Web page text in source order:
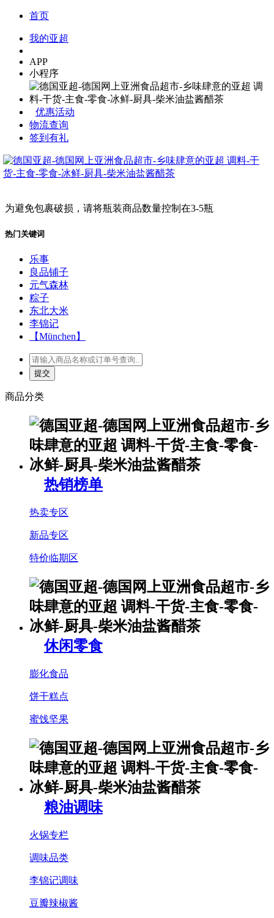
首页
我的亚超
APP
小程序
优惠活动
物流查询
签到有礼
为避免包裹破损，请将瓶装商品数量控制在3-5瓶
热门关键词
乐事
良品铺子
元气森林
粽子
东北大米
李锦记
【München】
商品分类
热销榜单
热卖专区
新品专区
特价临期区
休闲零食
膨化食品
饼干糕点
蜜饯坚果
粮油调味
火锅专栏
调味品类
李锦记调味
豆瓣辣椒酱